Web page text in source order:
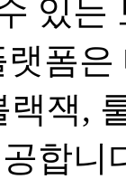
있는
폼
잭,
합니